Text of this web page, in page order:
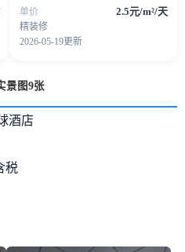
单价 2.5元/m²/天
精装修
2026-05-19更新
景图9张
酒店
税